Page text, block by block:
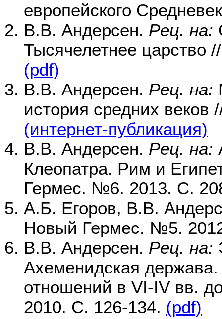
европейского
В.В. Андерсен. Рец. на:
Тысячелетнее
(pdf)
В.В. Андерсен. Рец. на:
история средних веков
(интернет-публикация)
В.В. Андерсен. Рец. на:
Клеопатра. Рим и
Гермес. №6. 2013. С.
А.Б. Егоров, В.В.
Новый Гермес. №5.
В.В. Андерсен. Рец. на:
Ахеменидская
отношений в VI-IV вв.
2010. С. 126-134. (pdf)